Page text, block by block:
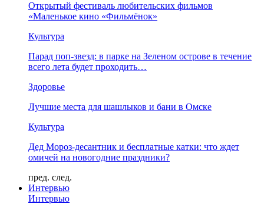
Открытый фестиваль любительских фильмов
«Маленькое кино «Фильмёнок»
Культура
Парад поп-звезд: в парке на Зеленом острове в течение
всего лета будет проходить…
Здоровье
Лучшие места для шашлыков и бани в Омске
Культура
Дед Мороз-десантник и бесплатные катки: что ждет
омичей на новогодние праздники?
пред. след.
Интервью
Интервью